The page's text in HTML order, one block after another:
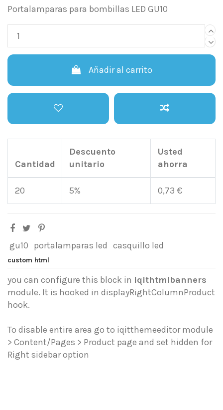
Portalamparas para bombillas LED GU10
Añadir al carrito
Cantidad
Descuento
unitario
Usted
ahorra
20 5% 0,73 €
gu10 portalamparas led casquillo led
custom html
you can configure this block in iqithtmlbanners
module. It is hooked in displayRightColumnProduct
hook.
To disable entire area go to iqitthemeeditor module
> Content/Pages > Product page and set hidden for
Right sidebar option